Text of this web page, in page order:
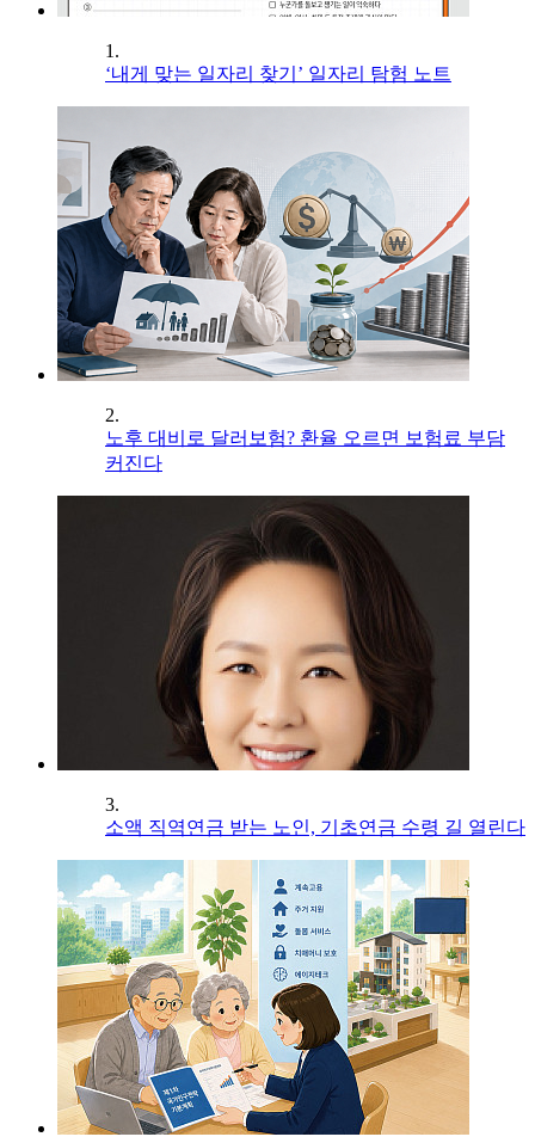
1.
‘내게 맞는 일자리 찾기’ 일자리 탐험 노트
2.
노후 대비로 달러보험? 환율 오르면 보험료 부담
커진다
3.
소액 직역연금 받는 노인, 기초연금 수령 길 열린다